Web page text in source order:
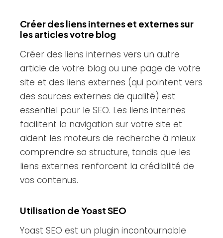
Créer des liens internes et externes sur
les articles votre blog
Créer des liens internes vers un autre
article de votre blog ou une page de votre
site et des liens externes (qui pointent vers
des sources externes de qualité) est
essentiel pour le SEO. Les liens internes
facilitent la navigation sur votre site et
aident les moteurs de recherche à mieux
comprendre sa structure, tandis que les
liens externes renforcent la crédibilité de
vos contenus.
Utilisation de Yoast SEO
Yoast SEO est un plugin incontournable